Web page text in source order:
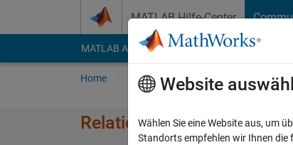
MATLAB Hilfe-Center
MATLAB Answers File Exchange Cody
Home Fragen Antworten
Relational operators in
Website
Wählen Sie eine Website aus, um
Standorts empfehlen wir Ihnen die